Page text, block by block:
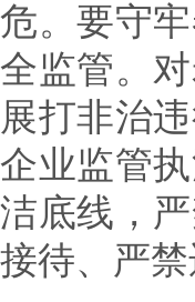
危。 要守
全监管。
展打非治
企业监管
洁底线，
接待、严